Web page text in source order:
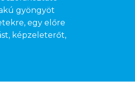
gyöngyöt
egy előre
képzeleterőt,